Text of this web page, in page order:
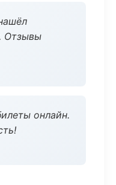
Отзывы
онлайн.